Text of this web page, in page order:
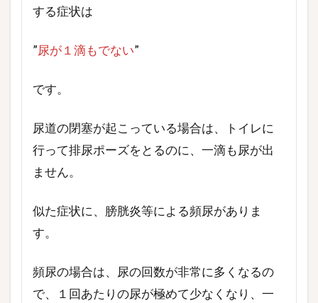
する症状は
”尿が１滴もでない”
です。
尿道の閉塞が起こっている場合は、トイレに
行って排尿ポーズをとるのに、一滴も尿が出
ません。
似た症状に、膀胱炎等による頻尿がありま
す。
頻尿の場合は、尿の回数が非常に多くなるの
で、１回あたりの尿が極めて少なくなり、一